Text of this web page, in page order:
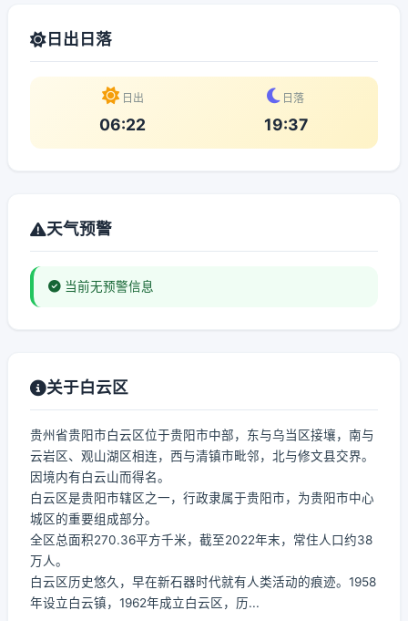
日出日落
日出
06:22
日落
19:37
天气预警
当前无预警信息
关于白云区
贵州省贵阳市白云区位于贵阳市中部，东与乌当区接壤，南与
云岩区、观山湖区相连，西与清镇市毗邻，北与修文县交界。
因境内有白云山而得名。
白云区是贵阳市辖区之一，行政隶属于贵阳市，为贵阳市中心
城区的重要组成部分。
全区总面积270.36平方千米，截至2022年末，常住人口约38
万人。
白云区历史悠久，早在新石器时代就有人类活动的痕迹。1958
年设立白云镇，1962年成立白云区，历...